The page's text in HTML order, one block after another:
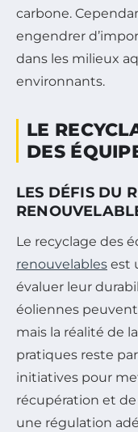
carbone.
engendrer
dans les milieux
environnants.
LE
DES
LES DÉFIS DU
Le recyclage des
renouvelables est
évaluer leur
éoliennes
mais la réalité de
pratiques reste
initiatives pour
récupération et
une régulation